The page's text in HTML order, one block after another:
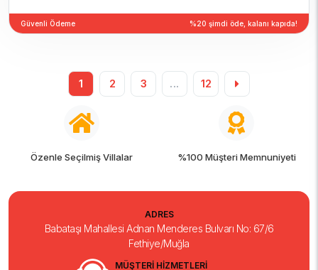
Güvenli Ödeme %20 şimdi öde, kalanı kapıda!
1 2 3 ... 12
%100 Müşteri Memnuniyeti 7/24 Tatil Desteği
MÜŞTERİ HİZMETLERİ
ADRES
Babataşı Mahallesi Adnan Menderes Bulvarı No: 67/6
Fethiye/Muğla